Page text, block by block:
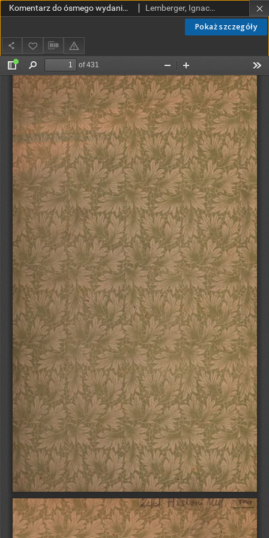
Pokaż szczegóły
Komentarz do ósmego wydania Farmakopei austryackiej: podręcznik dla aptekarzy, droguistów, lekarzy urzędowych, farmaceutów, lekarzy praktykujących itd. T. 1, Część ogólna Lemberger, Ignacy (1865-1908)